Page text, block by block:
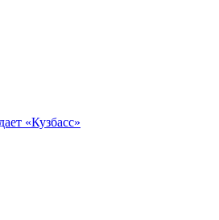
«Кузбасс»